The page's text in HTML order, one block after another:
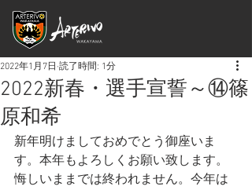
2022新春・選手宣誓～⑭篠
原和希
2022年1月7日 読了時間: 1分
新年明けましておめでとう御座いま
す。本年もよろしくお願い致します。
悔しいままでは終われません。今年は